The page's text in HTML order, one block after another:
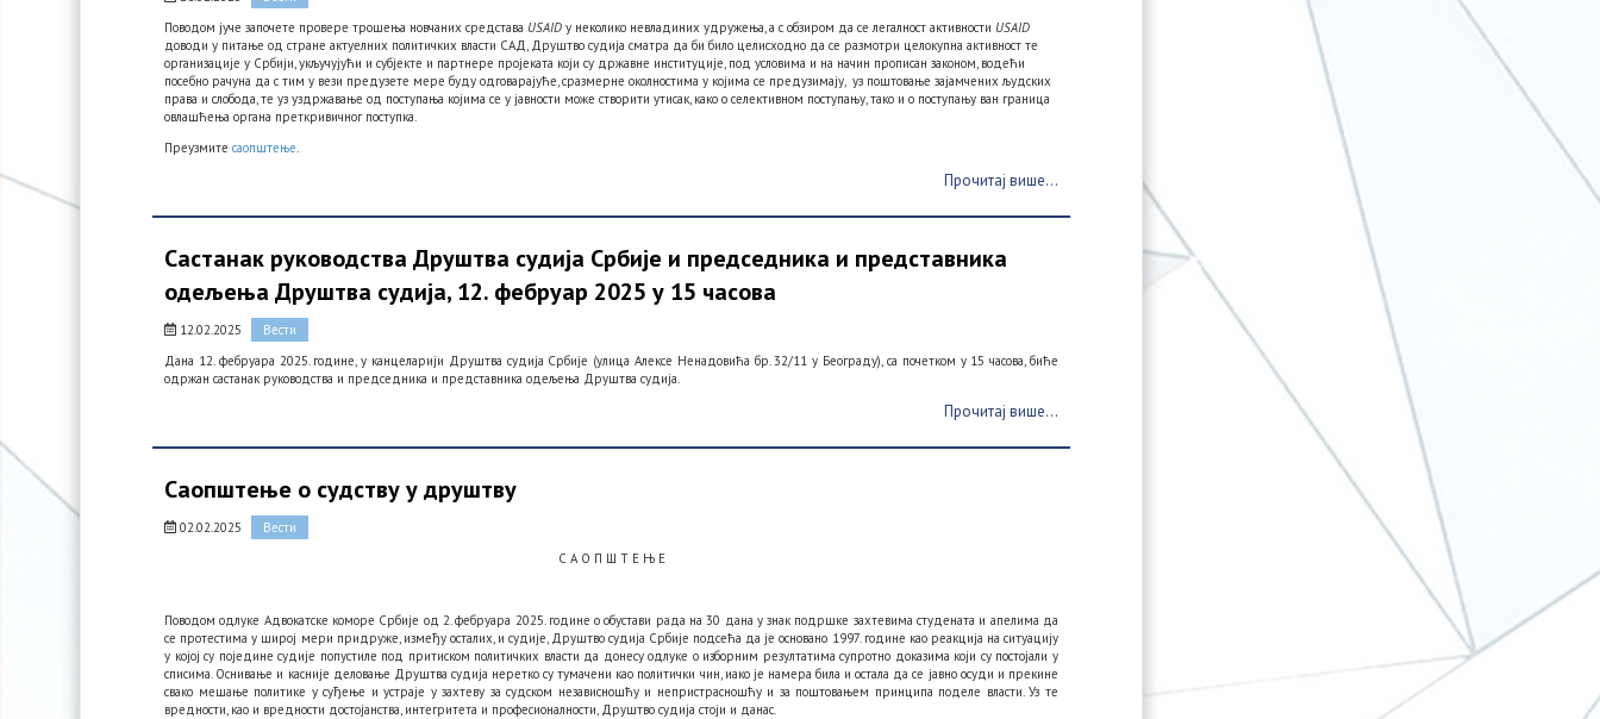
Поводом јуче започете провере трошења новчаних средстава USAID у неколико невладиних удружења, а с обзиром да се легалност активности USAID
доводи у питање од стране актуелних политичких власти САД, Друштво судија сматра да би било целисходно да се размотри целокупна активност те
организације у Србији, укључујући и субјекте и партнере пројеката који су државне институције, под условима и на начин прописан законом, водећи
посебно рачуна да с тим у вези предузете мере буду одговарајуће, сразмерне околностима у којима се предузимају, уз поштовање зајамчених људских
права и слобода, те уз уздржавање од поступања којима се у јавности може створити утисак, како о селективном поступању, тако и о поступању ван граница
овлашћења органа преткривичног поступка.
Преузмитесаопштење.
Прочитај више...
Састанак руководства Друштва судија Србије и председника и представника
одељења Друштва судија, 12. фебруар 2025 у 15 часова
12.02.2025
Вести
Дана 12. фебруара 2025. године, у канцеларији Друштва судија Србије (улица Алексе Ненадовића бр. 32/11 у Београду), са почетком у 15 часова, биће
одржан састанак руководства и председника и представника одељења Друштва судија.
Прочитај више...
Саопштење о судству у друштву
02.02.2025
Вести
С А О П Ш Т Е Њ Е
Поводом одлуке Адвокатске коморе Србије од 2. фебруара 2025. године о обустави рада на 30 дана у знак подршке захтевима студената и апелима да
се протестима у широј мери придруже, између осталих, и судије, Друштво судија Србије подсећа да је основано 1997. године као реакција на ситуацију
у којој су поједине судије попустиле под притиском политичких власти да донесу одлуке о изборним резултатима супротно доказима који су постојали у
списима. Оснивање и касније деловање Друштва судија неретко су тумачени као политички чин, иако је намера била и остала да се јавно осуди и прекине
свако мешање политике у суђење и устраје у захтеву за судском независношћу и непристрасношћу и за поштовањем принципа поделе власти. Уз те
вредности, као и вредности достојанства, интегритета и професионалности, Друштво судија стоји и данас.